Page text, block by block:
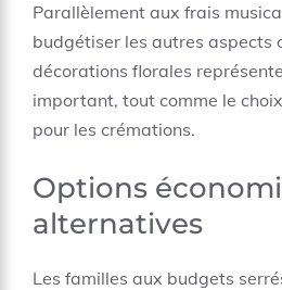
Parallèlement aux frais
budgétiser les autres aspects
décorations florales
important, tout comme le
pour les crémations.
Options
alternatives
Les familles aux budgets